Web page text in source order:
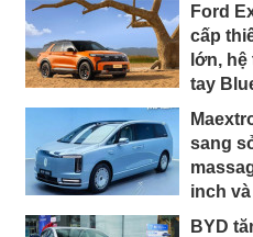
Ford
cấp
lớn,
tay
sang
inch
BYD